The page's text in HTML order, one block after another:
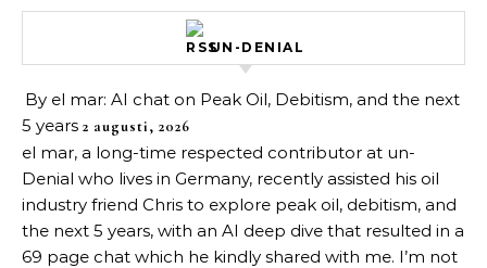
UN-DENIAL
By el mar: AI chat on Peak Oil, Debitism, and the next
5 years 2 augusti, 2026
el mar, a long-time respected contributor at un-
Denial who lives in Germany, recently assisted his oil
industry friend Chris to explore peak oil, debitism, and
the next 5 years, with an AI deep dive that resulted in a
69 page chat which he kindly shared with me. I’m not